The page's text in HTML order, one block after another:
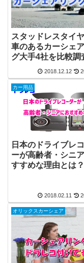
スタッドレスタイ
車のあるカーシェ
グ大手4社を比較調
2018.12.12
カー用品
日本のドライブレ
ーが高齢者・シニ
すすめな理由とは？
2018.02.11
オリックスカーシェア